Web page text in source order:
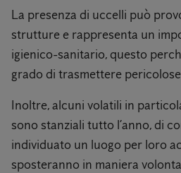
La presenza di uccelli può
strutture e rappresenta un
igienico-sanitario, questo
grado di trasmettere
Inoltre, alcuni volatili in
sono stanziali tutto l’anno, di
individuato un luogo per loro
sposteranno in maniera